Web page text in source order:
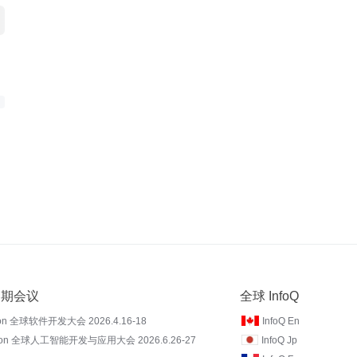
会议
全球软件开发大会 2026.4.16-18
全球人工智能开发与应用大会 2026.6.26-27
全球 InfoQ
InfoQ En
InfoQ Jp